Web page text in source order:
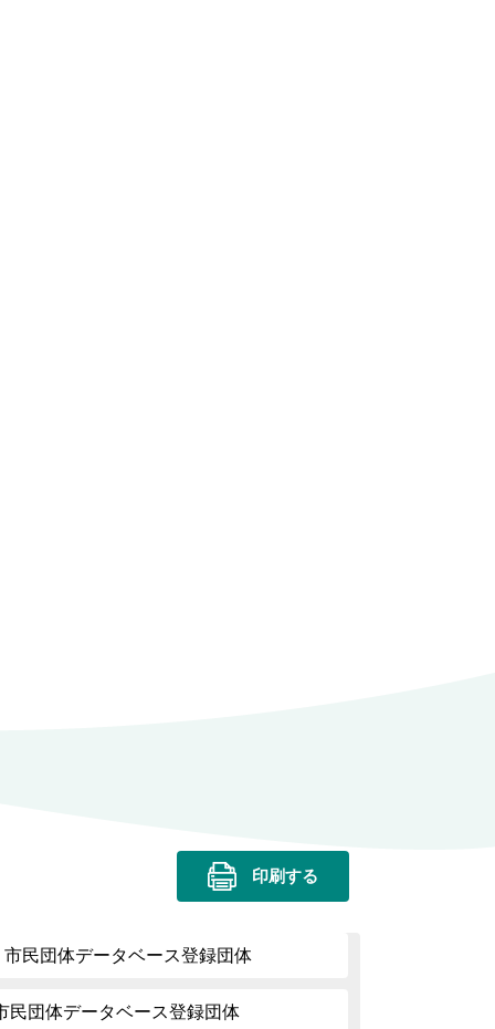
印刷する
民団体データベース登録団体
民団体データベース登録団体